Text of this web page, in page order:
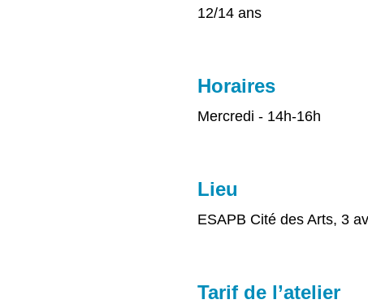
12/14 ans
Horaires
Mercredi - 14h-16h
Lieu
ESAPB Cité des Arts, 3
Tarif de l’atelier